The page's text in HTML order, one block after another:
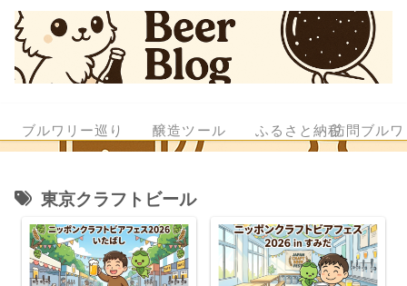
ブルワリー巡り 醸造ツール ふるさと納税訪問ブル
東京クラフトビール